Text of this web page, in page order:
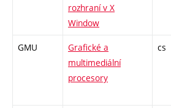
rozhraní v X
Window
GMU
Grafické a
multimediální
procesory
cs